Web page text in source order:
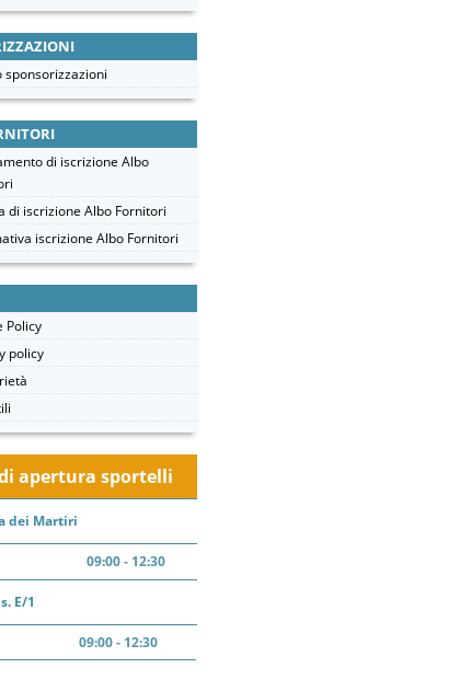
sponsorizzazioni
di iscrizione Albo
di iscrizione Albo Fornitori
iscrizione Albo Fornitori
Policy
policy
apertura sportelli
dei Martiri
09:00 - 12:30
E/1
09:00 - 12:30